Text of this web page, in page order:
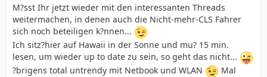
M?sst Ihr jetzt wieder mit den interessanten Threads
weitermachen, in denen auch die Nicht-mehr-CLS Fahrer
sich noch beteiligen k?nnen...
Ich sitz?hier auf Hawaii in der Sonne und mu? 15 min.
lesen, um wieder up to date zu sein, so geht das nicht...
?brigens total untrendy mit Netbook und WLAN
Mal